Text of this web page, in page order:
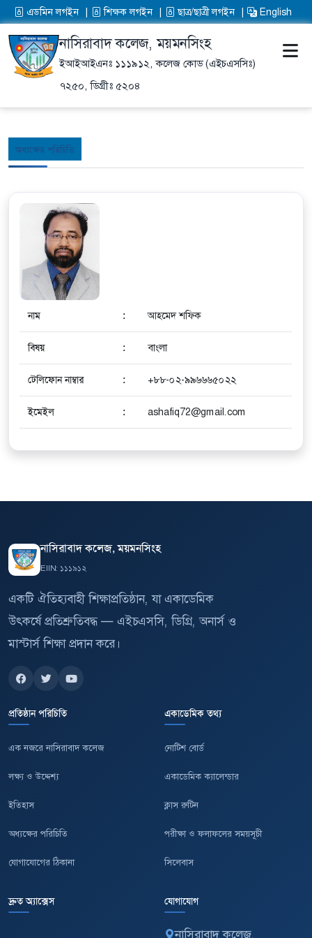
এডমিন লগইন শিক্ষক লগইন ছাত্র/ছাত্রী লগইন English
নাসিরাবাদ কলেজ, ময়মনসিংহ
ইআইআইএনঃ ১১১৯১২, কলেজ কোড (এইচএসসিঃ)
৭২৫০, ডিগ্রীঃ ৫২০৪
অধ্যক্ষের পরিচিতি
নাম : আহমেদ শফিক
বিষয় : বাংলা
টেলিফোন নাম্বার : +৮৮-০২-৯৯৬৬৬৫০২২
ইমেইল : ashafiq72@gmail.com
নাসিরাবাদ কলেজ, ময়মনসিংহ
EIIN: ১১১৯১২
একটি ঐতিহ্যবাহী শিক্ষাপ্রতিষ্ঠান, যা একাডেমিক
উৎকর্ষে প্রতিশ্রুতিবদ্ধ — এইচএসসি, ডিগ্রি, অনার্স ও
মাস্টার্স শিক্ষা প্রদান করে।
প্রতিষ্ঠান পরিচিতি
এক নজরে নাসিরাবাদ কলেজ
লক্ষ্য ও উদ্দেশ্য
ইতিহাস
অধ্যক্ষের পরিচিতি
যোগাযোগের ঠিকানা
একাডেমিক তথ্য
নোটিশ বোর্ড
একাডেমিক ক্যালেন্ডার
ক্লাস রুটিন
পরীক্ষা ও ফলাফলের সময়সূচী
সিলেবাস
দ্রুত অ্যাক্সেস যোগাযোগ
নাসিরাবাদ কলেজ,